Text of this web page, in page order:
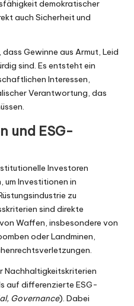
demokratischer
auch Sicherheit und
Gewinne aus Armut, Leid
sind. Es entsteht ein
Interessen,
Verantwortung, das
und ESG-
Investoren
um Investitionen in
zu
sind direkte
Waffen, insbesondere von
oder Landminen,
Nachhaltigkeitskriterien
auf differenzierte ESG-
Governance). Dabei